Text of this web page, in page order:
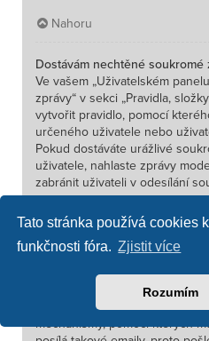
Tato stránka používá cookies
funkčnosti fóra. Zjistit více
Rozumím
Nahoru
Dostávám nechtěné soukromé
Ve vašem „Uživatelském
zprávy“ v sekci „Pravidla,
vytvořit pravidlo, pomocí
určeného uživatele nebo
Pokud dostáváte urážlivé
uživatele, nahlaste zprávy
zabránit uživateli v odesílání
Nahoru
Přišel mi od někoho na tomto
urážlivý email!
Je nám líto, že se vám to stalo.
emailů používaný na tomto
mechanismy, pomocí kterých